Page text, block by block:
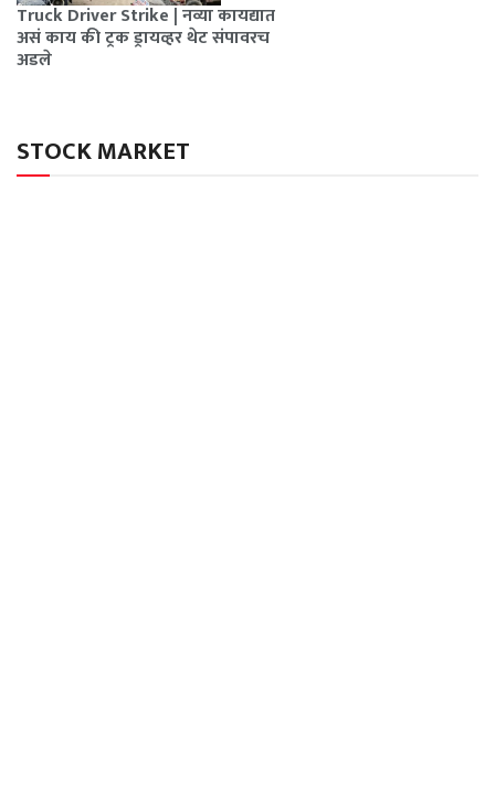
Truck Driver Strike | नव्या कायद्यात
असं काय की ट्रक ड्रायव्हर थेट संपावरच
अडले
STOCK MARKET